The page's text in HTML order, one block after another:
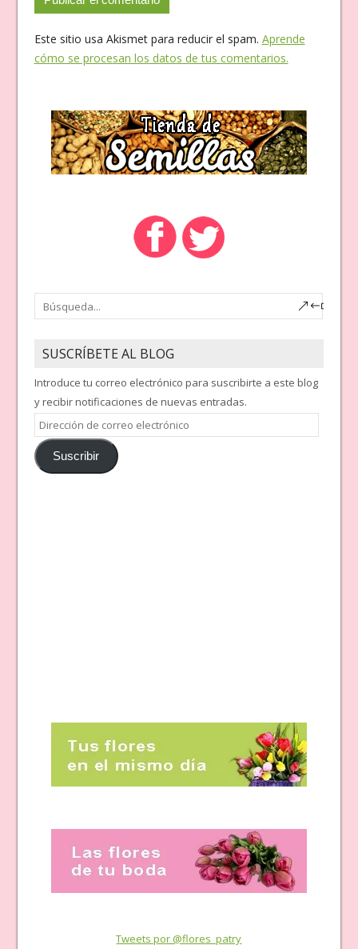
Este sitio usa Akismet para reducir el spam. Aprende
cómo se procesan los datos de tus comentarios.
SUSCRÍBETE AL BLOG
Introduce tu correo electrónico para suscribirte a este blog
y recibir notificaciones de nuevas entradas.
Dirección
de
correoSuscribir
Tweets por @flores_patry